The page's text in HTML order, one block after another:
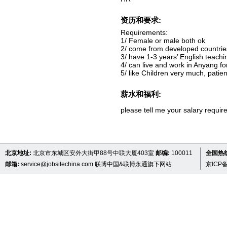
资历和要求:
Requirements:
1/ Female or male both ok
2/ come from developed
3/ have 1-3 years’ English
4/ can live and work in Anyang
5/ like Children very much,
薪水和福利:
please tell me your salary
北京地址: 北京市东城区安外大街甲88号中联大厦403室 邮编: 100011
邮箱: service@jobsitechina.com 联博中国&联博永通旗下网站
全国热
京ICP